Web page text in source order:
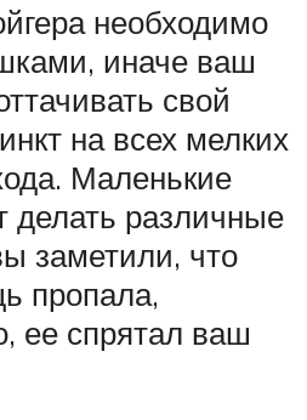
необходимо
иначе ваш
свой
на всех мелких
Маленькие
делать различные
заметили, что
пропала,
ее спрятал ваш